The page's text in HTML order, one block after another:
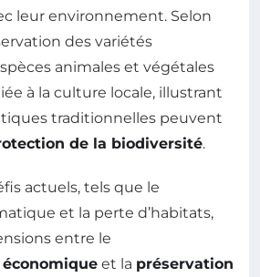
leur environnement. Selon
des variétés
animales et végétales
à la culture locale, illustrant
traditionnelles peuvent
de la biodiversité.
actuels, tels que le
et la perte d’habitats,
entre le
et la préservation